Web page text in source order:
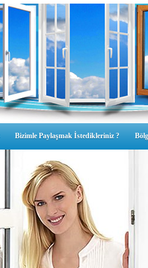
Bizimle Paylaşmak İstedikleriniz ?